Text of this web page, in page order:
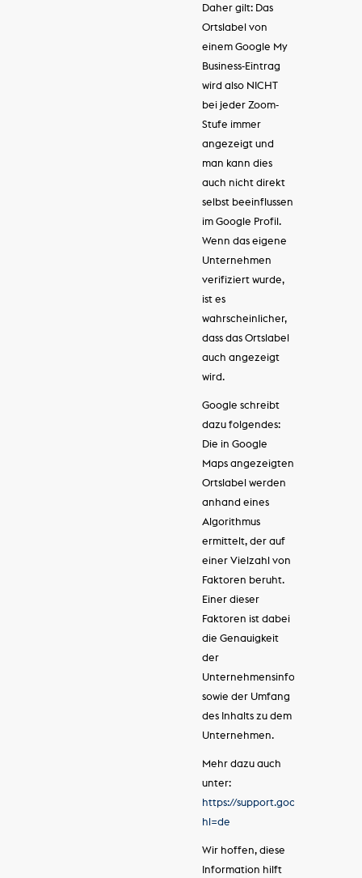
Daher gilt: Das
Ortslabel von
einem Google My
Business-Eintrag
wird also NICHT
bei jeder Zoom-
Stufe immer
angezeigt und
man kann dies
auch nicht direkt
selbst beeinflussen
im Google Profil.
Wenn das eigene
Unternehmen
verifiziert wurde,
ist es
wahrscheinlicher,
dass das Ortslabel
auch angezeigt
wird.
Google schreibt
dazu folgendes:
Die in Google
Maps angezeigten
Ortslabel werden
anhand eines
Algorithmus
ermittelt, der auf
einer Vielzahl von
Faktoren beruht.
Einer dieser
Faktoren ist dabei
die Genauigkeit
der
Unternehmensinformationen
sowie der Umfang
des Inhalts zu dem
Unternehmen.
Mehr dazu auch
unter:
https://support.google.com/
hl=de
Wir hoffen, diese
Information hilft